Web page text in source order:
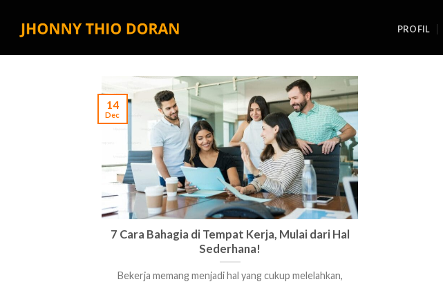
PROFIL
7 Cara Bahagia di Tempat Kerja, Mulai dari Hal
Sederhana!
Bekerja memang menjadi hal yang cukup melelahkan,
14
Dec